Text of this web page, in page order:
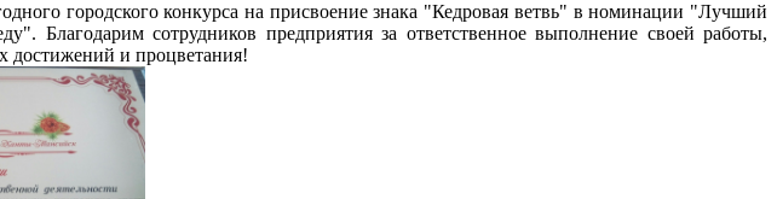
городского конкурса на присвоение знака "Кедровая ветвь" в номинации "Лучший
Благодарим сотрудников предприятия за ответственное выполнение своей работы,
достижений и процветания!